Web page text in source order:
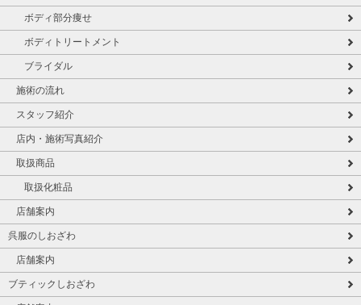
ボディ部分痩せ
ボディトリートメント
ブライダル
施術の流れ
スタッフ紹介
店内・施術写真紹介
取扱商品
取扱化粧品
店舗案内
呉服のしおざわ
店舗案内
ブティックしおざわ